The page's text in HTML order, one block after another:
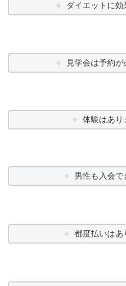
ダイエットに効
見学会は予約が
体験はあり
男性も入会で
都度払いはあ